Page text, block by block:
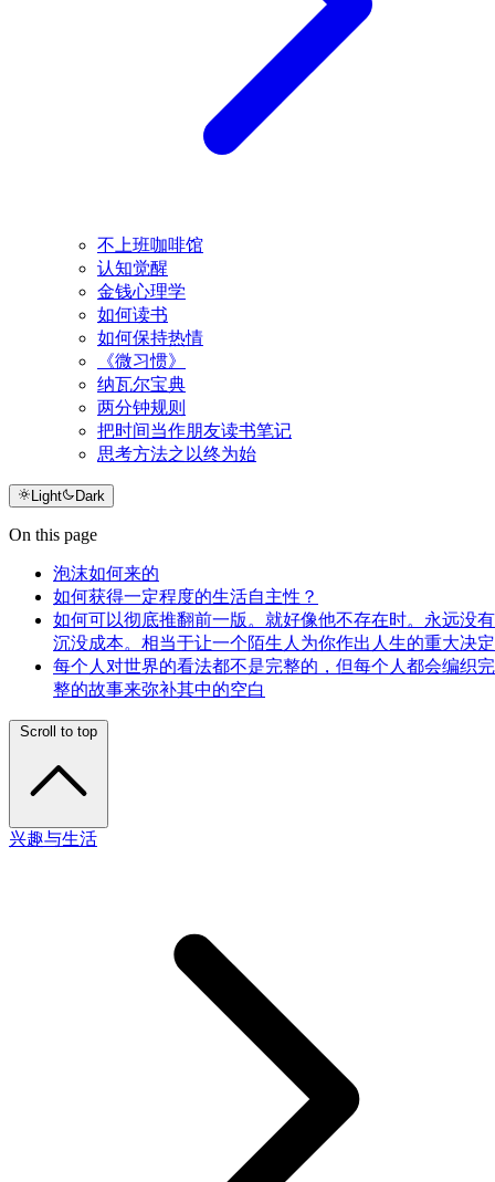
不上班咖啡馆
认知觉醒
金钱心理学
如何读书
如何保持热情
《微习惯》
纳瓦尔宝典
两分钟规则
把时间当作朋友读书笔记
思考方法之以终为始
Light Dark
On this page
泡沫如何来的
如何获得一定程度的生活自主性？
如何可以彻底推翻前一版。就好像他不存在时。永远没有
沉没成本。相当于让一个陌生人为你作出人生的重大决定
每个人对世界的看法都不是完整的，但每个人都会编织完
整的故事来弥补其中的空白
Scroll to top
兴趣与生活